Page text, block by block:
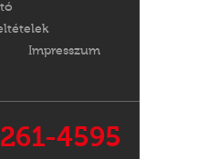
Impresszum
4595